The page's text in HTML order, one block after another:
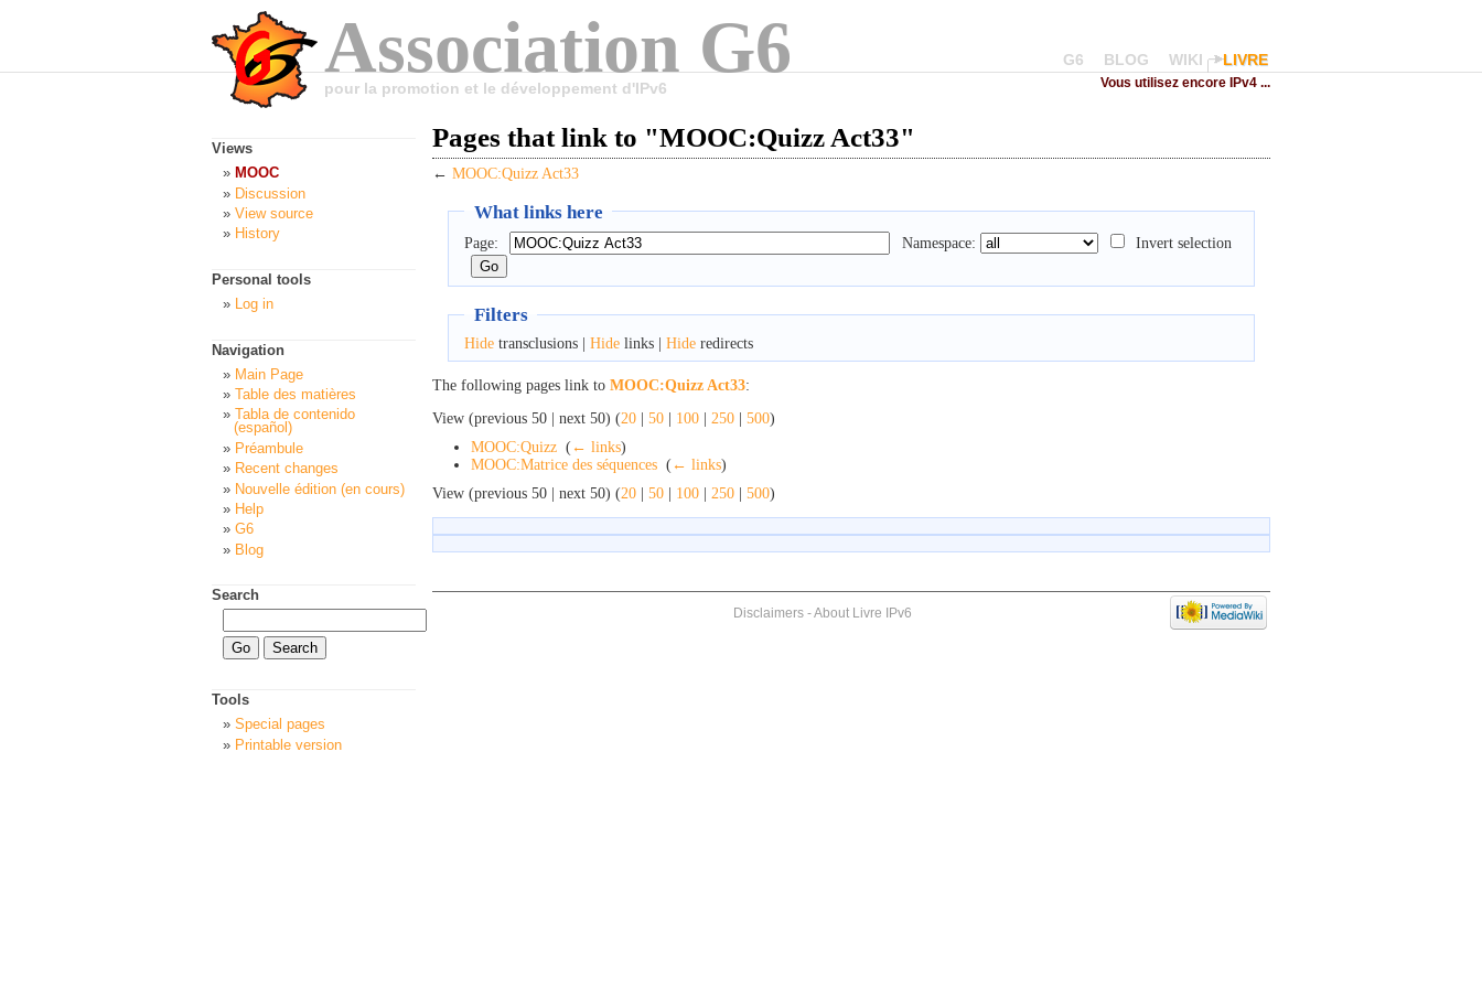
Association G6
pour la promotion et le développement d'IPv6
G6 BLOG WIKI LIVRE
Vous utilisez encore IPv4 ...
Pages that link to "MOOC:Quizz Act33"
← MOOC:Quizz Act33
What links here
Page: Namespace: Invert selection
Filters
Hidetransclusions | Hidelinks | Hideredirects
The following pages link to MOOC:Quizz Act33:
View (previous 50 | next 50) (20 | 50 | 100 | 250 | 500)
MOOC:Quizz ( ← links)
MOOC:Matrice des séquences ( ← links)
View (previous 50 | next 50) (20 | 50 | 100 | 250 | 500)
Views
MOOC
Discussion
View source
History
Personal tools
Log in
Navigation
Main Page
Table des matières
Tabla de contenido
(español)
Préambule
Recent changes
Nouvelle édition (en cours)
Help
G6
Blog
Search
Tools
Special pages
Printable version
Disclaimers-About Livre IPv6